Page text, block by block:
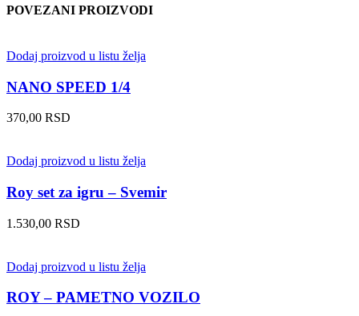
POVEZANI PROIZVODI
Dodaj proizvod u listu želja
NANO SPEED 1/4
370,00 RSD
Dodaj proizvod u listu želja
Roy set za igru – Svemir
1.530,00 RSD
Dodaj proizvod u listu želja
ROY – PAMETNO VOZILO